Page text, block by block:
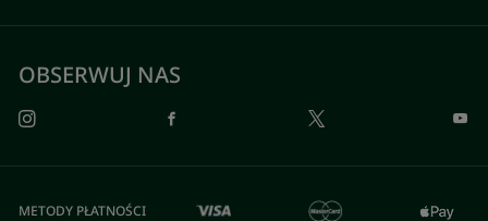
OBSERWUJ NAS
METODY PŁATNOŚCI